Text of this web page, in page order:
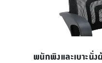
พนักพิงและเบาะนั่ง